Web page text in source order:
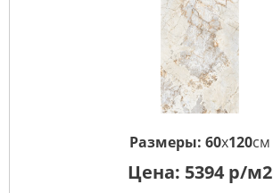
Размеры: 60x120см
Цена: 5394 р/м2